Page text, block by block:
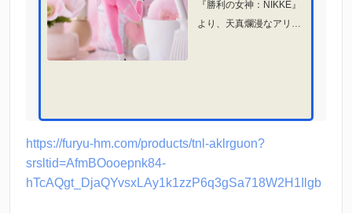
『勝利の女神：NIKKE』
より、天真爛漫なアリス
テッド所属のニケ「アリ
ス」が立体化！ お馴染み
https://furyu-hm.com/products/tnl-aklrguon?
srsltid=AfmBOooepnk84-
hTcAQgt_DjaQYvsxLAy1k1zzP6q3gSa718W2H1Ilgb